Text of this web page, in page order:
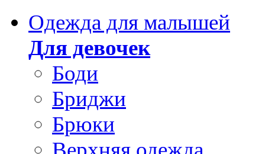
Одежда для малышей
Для девочек
Боди
Бриджи
Брюки